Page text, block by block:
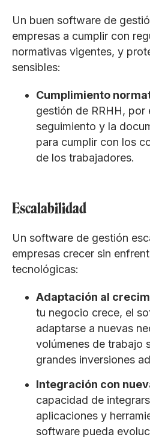
Un buen software de
empresas a cumplir con
normativas vigentes, y
sensibles:
Cumplimiento
gestión de RRHH, por
seguimiento y la
para cumplir con los
de los trabajadores.
Escalabilidad
Un software de gestión
empresas crecer sin
tecnológicas:
Adaptación al
tu negocio crece, el
adaptarse a nuevas
volúmenes de trabajo
grandes inversiones
Integración con
capacidad de
aplicaciones y
software pueda